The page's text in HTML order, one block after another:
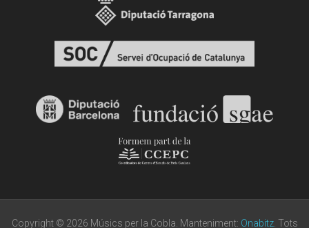
Copyright © 2026 Músics per la Cobla. Manteniment: Onabitz. Tots